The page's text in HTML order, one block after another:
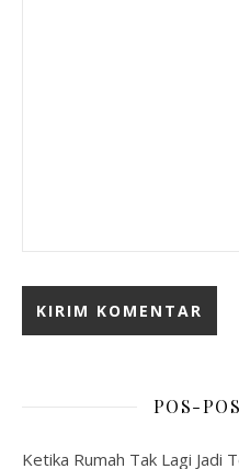
POS-
Ketika Rumah Tak Lagi Jadi